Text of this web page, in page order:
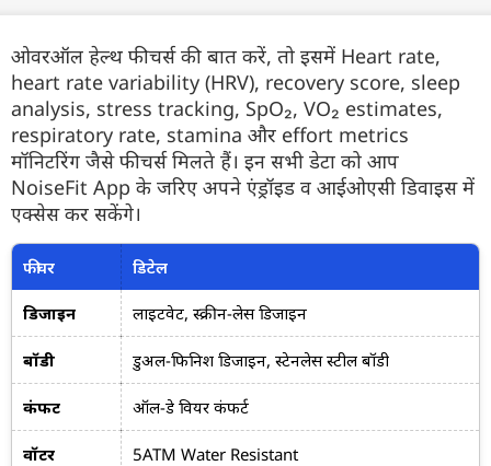
ओवरऑल हेल्थ फीचर्स की बात करें, तो इसमें Heart rate,
heart rate variability (HRV), recovery score, sleep
analysis, stress tracking, SpO₂, VO₂ estimates,
respiratory rate, stamina और effort metrics
मॉनिटरिंग जैसे फीचर्स मिलते हैं। इन सभी डेटा को आप
NoiseFit App के जरिए अपने एंड्रॉइड व आईओएसी डिवाइस में
एक्सेस कर सकेंगे।
फीचर डिटेल
डिजाइन लाइटवेट, स्क्रीन-लेस डिजाइन
बॉडी डुअल-फिनिश डिजाइन, स्टेनलेस स्टील बॉडी
कंफर्ट ऑल-डे वियर कंफर्ट
वॉटर
5ATM Water Resistant